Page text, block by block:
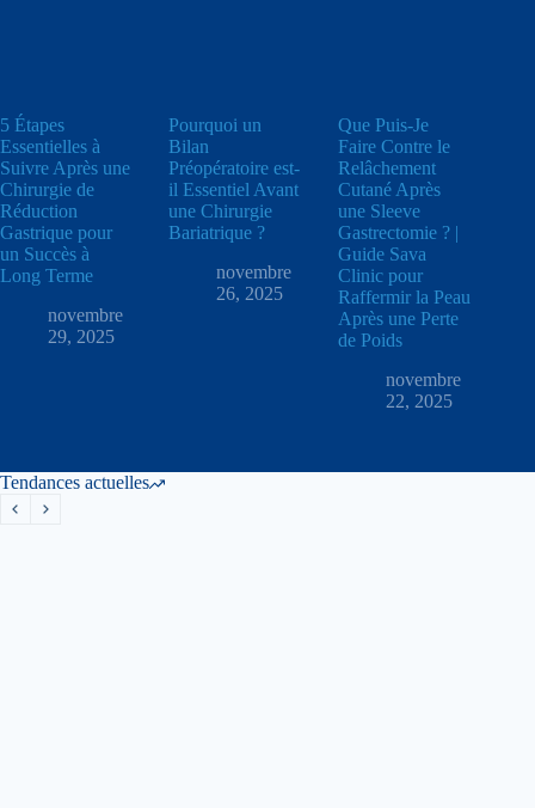
5 Étapes
Essentielles à
Suivre Après une
Chirurgie de
Réduction
Gastrique pour
un Succès à
Long Terme
novembre
29, 2025
Pourquoi un
Bilan
Préopératoire est-
il Essentiel Avant
une Chirurgie
Bariatrique ?
novembre
26, 2025
Que Puis-Je
Faire Contre le
Relâchement
Cutané Après
une Sleeve
Gastrectomie ? |
Guide Sava
Clinic pour
Raffermir la Peau
Après une Perte
de Poids
novembre
22, 2025
Tendances actuelles